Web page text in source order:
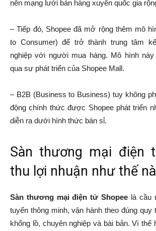
nên mạng lưới bán hàng xuyên quốc gia
– Tiếp đó, Shopee đã mở rộng thêm mô
to Consumer) để trở thành trung tâm
nghiệp với người mua hàng. Mô hình
qua sự phát triển của Shopee Mall.
– B2B (Business to Business) tuy không
động chính thức được Shopee phát triển
diễn ra dưới hình thức bán sỉ.
Sàn thương mại điện
thu lợi nhuận như thế
Sàn thương mại điện tử Shopee là cầu
tuyến thông minh, vận hành theo đúng quy
khổng lồ, chuyên nghiệp và bài bản. Vì thế